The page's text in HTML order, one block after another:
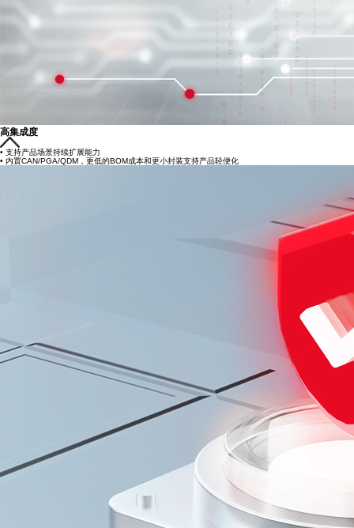
高集成度
• 支持产品场景持续扩展能力
• 内置CAN/PGA/QDM，更低的BOM成本和更小封装支持产品轻便化